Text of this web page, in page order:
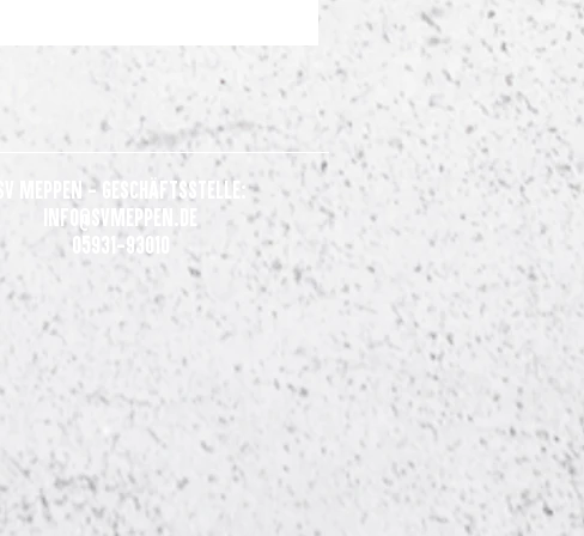
Gelungene Generalprobe: SV
Meppen gewinnt 3:0 beim VfL
Osnabrück
SV Meppen - Geschäftsstelle:
Info@svmeppen.de
05931-93010